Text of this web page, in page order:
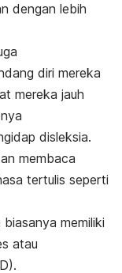
dengan lebih
diri mereka
mereka jauh
disleksia.
membaca
tertulis seperti
memiliki
atau